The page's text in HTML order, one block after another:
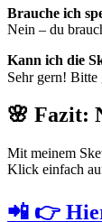
Brauche ich
Nein – du
Kann ich die
Sehr gern! Bitte
🌸 Fazit:
Mit meinem
Klick einfach
📲 👉